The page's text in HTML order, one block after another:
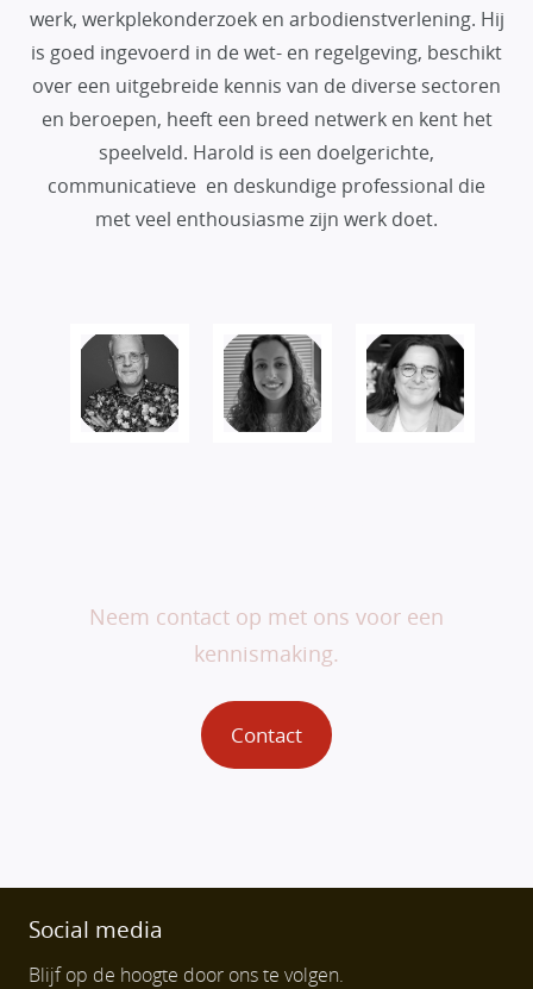
werk, werkplekonderzoek en arbodienstverlening. Hij
is goed ingevoerd in de wet- en regelgeving, beschikt
over een uitgebreide kennis van de diverse sectoren
en beroepen, heeft een breed netwerk en kent het
speelveld. Harold is een doelgerichte,
communicatieve en deskundige professional die
met veel enthousiasme zijn werk doet.
Neem contact op met ons voor een
kennismaking.
Contact
Social media
Blijf op de hoogte door ons te volgen.